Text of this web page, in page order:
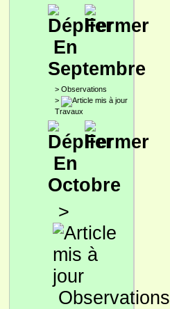
En
Septembre
> Observations
>
Travaux
En
Octobre
>
Observations